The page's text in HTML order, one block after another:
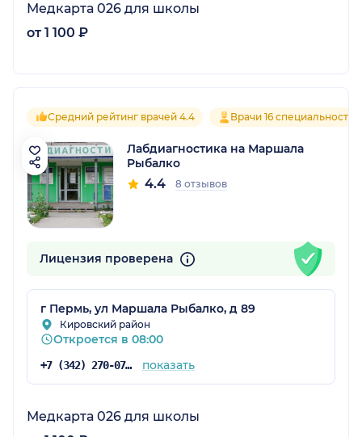
Медкарта 026 для школы
от 1 100 ₽
Средний рейтинг врачей 4.4 Врачи 16 специальностей
Лабдиагностика на Маршала
Рыбалко
4.4 8 отзывов
Лицензия проверена
г Пермь, ул Маршала Рыбалко, д 89
Кировский район
Откроется в 08:00
+7 (342) 270-07-89 показать
Медкарта 026 для школы